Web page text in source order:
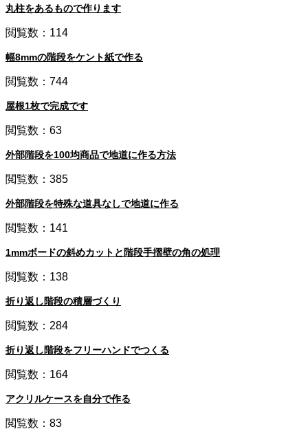
丸柱をあるもので作ります
閲覧数：114
幅8mmの階段をケント紙で作る
閲覧数：744
屋根1枚で完成です
閲覧数：63
外部階段を100均商品で地道に作る方法
閲覧数：385
外部階段を特殊な道具なしで地道に作る
閲覧数：141
1mmボードの斜めカットと階段手摺壁の角の処理
閲覧数：138
折り返し階段の積層づくり
閲覧数：284
折り返し階段をフリーハンドでつくる
閲覧数：164
アクリルケースを自分で作る
閲覧数：83